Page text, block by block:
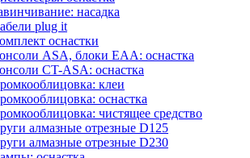
насадка
plug it
оснастки
ASA, блоки EAA: оснастка
CT-ASA: оснастка
клеи
оснастка
чистящее средство
алмазные отрезные D125
алмазные отрезные D230